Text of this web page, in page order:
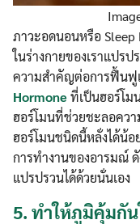
ภาวะอดนอนหรือ
ในร่างกายของเราแปร
ความสำคัญต่อการฟื้นฟู
Hormoneที่เป็นฮอร์โม
ฮอร์โมนที่ช่วยชะลอคว
ฮอร์โมนชนิดนี้หลั่งได้น้อ
การทำงานของอารมณ์
แปรปรวนได้ด้วยนั่นเอง
5. ทำให้ภูมิคุ้มกัน